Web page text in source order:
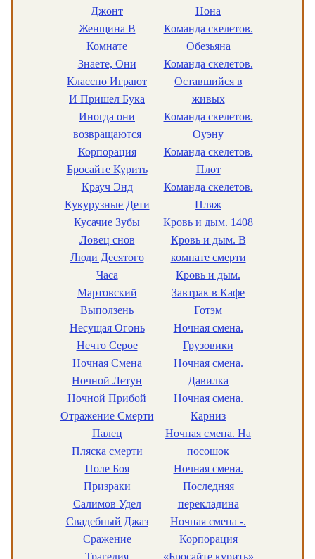
Джонт
Женщина В
Комнате
Знаете, Они
Классно Играют
И Пришел Бука
Иногда они
возвращаются
Корпорация
Бросайте Курить
Крауч Энд
Кукурузные Дети
Кусачие Зубы
Ловец снов
Люди Десятого
Часа
Мартовский
Выползень
Несущая Огонь
Нечто Серое
Ночная Смена
Ночной Летун
Ночной Прибой
Отражение Смерти
Палец
Пляска смерти
Поле Боя
Призраки
Салимов Удел
Свадебный Джаз
Сражение
Трагедия
Нона
Команда скелетов.
Обезьяна
Команда скелетов.
Оставшийся в
живых
Команда скелетов.
Оуэну
Команда скелетов.
Плот
Команда скелетов.
Пляж
Кровь и дым. 1408
Кровь и дым. В
комнате смерти
Кровь и дым.
Завтрак в Кафе
Готэм
Ночная смена.
Грузовики
Ночная смена.
Давилка
Ночная смена.
Карниз
Ночная смена. На
посошок
Ночная смена.
Последняя
перекладина
Ночная смена -.
Корпорация
«Бросайте курить»